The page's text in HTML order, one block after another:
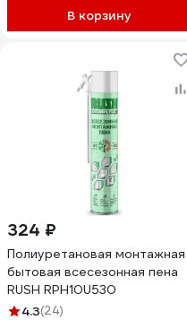
В корзину
324 ₽
Полиуретановая монтажная
бытовая всесезонная пена
RUSH RPH10U530
4.3(24)